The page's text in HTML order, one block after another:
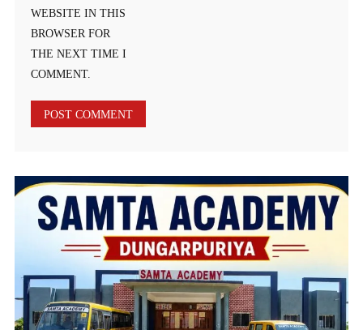
WEBSITE IN THIS
BROWSER FOR
THE NEXT TIME I
COMMENT.